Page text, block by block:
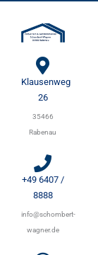
springen
Klausenweg
26
35466
Rabenau
+49 6407 /
8888
info@schombert-
wagner.de